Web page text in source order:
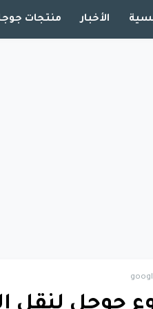
الأخبار منتجات